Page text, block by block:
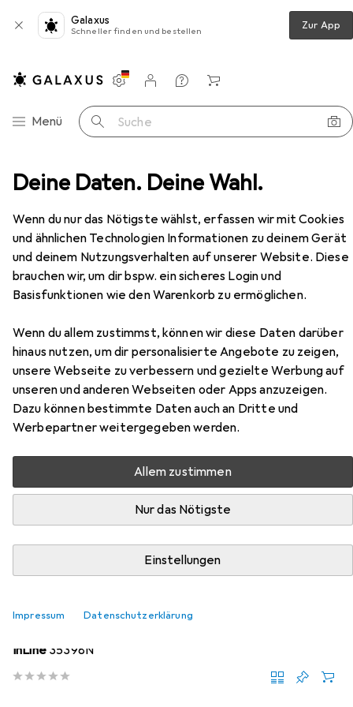
Deine Daten. Deine Wahl.
Wenn du nur das Nötigste wählst, erfassen wir mit Cookies
und ähnlichen Technologien Informationen zu deinem Gerät
und deinem Nutzungsverhalten auf unserer Website. Diese
brauchen wir, um dir bspw. ein sicheres Login und
Basisfunktionen wie den Warenkorb zu ermöglichen.
Wenn du allem zustimmst, können wir diese Daten darüber
hinaus nutzen, um dir personalisierte Angebote zu zeigen,
unsere Webseite zu verbessern und gezielte Werbung auf
unseren und anderen Webseiten oder Apps anzuzeigen.
Dazu können bestimmte Daten auch an Dritte und
Werbepartner weitergegeben werden.
Allem zustimmen
Nur das Nötigste
Einstellungen
Impressum Datenschutzerklärung
Galaxus
Schneller finden und bestellen Zur App
Navigation nach Kategorien
Menü Suche
Einstellungen
Kundenkonto
Vergleichslisten
Merklisten
Warenkorb
USB 3.0 Aktiv Verlängerung Stecker A an Buchse A 10m
EUR
72,56
InLineUSB 3.0 Aktiv Verlängerung
Stecker A an Buchse A 10m
10 m, USB 3.2 Gen 1
Zubehör für InLine USB 3.0 Aktiv
Verlängerung Stecker A an
Buchse A 10m
USB 3.0 Aktiv Verlängerung Stecker A an Buchse A 10m
aus der Kategorie Universalladegerät.
Produktliste
Universalladegerät
InLine 35398N